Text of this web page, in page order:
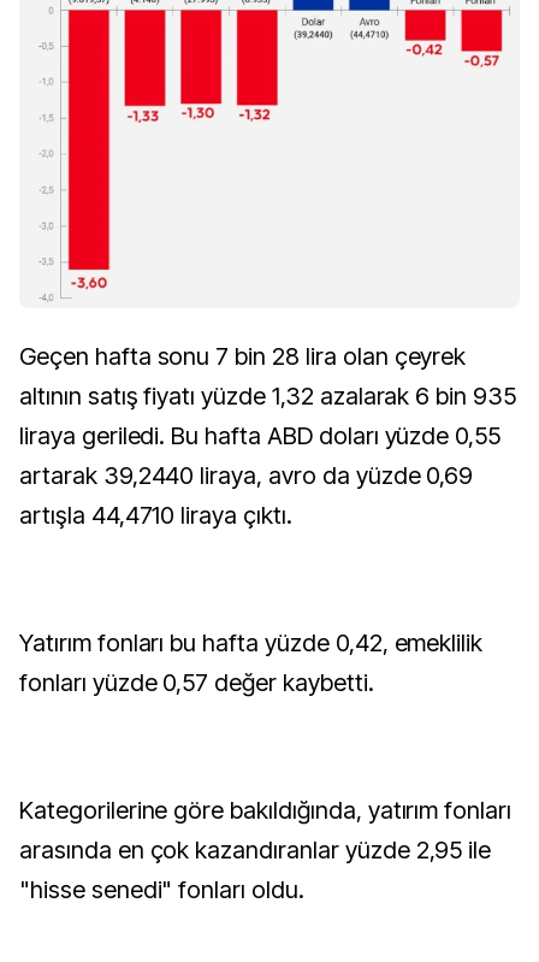
Geçen hafta sonu 7 bin 28 lira olan çeyrek
altının satış fiyatı yüzde 1,32 azalarak 6 bin 935
liraya geriledi. Bu hafta ABD doları yüzde 0,55
artarak 39,2440 liraya, avro da yüzde 0,69
artışla 44,4710 liraya çıktı.
Yatırım fonları bu hafta yüzde 0,42, emeklilik
fonları yüzde 0,57 değer kaybetti.
Kategorilerine göre bakıldığında, yatırım fonları
arasında en çok kazandıranlar yüzde 2,95 ile
"hisse senedi" fonları oldu.